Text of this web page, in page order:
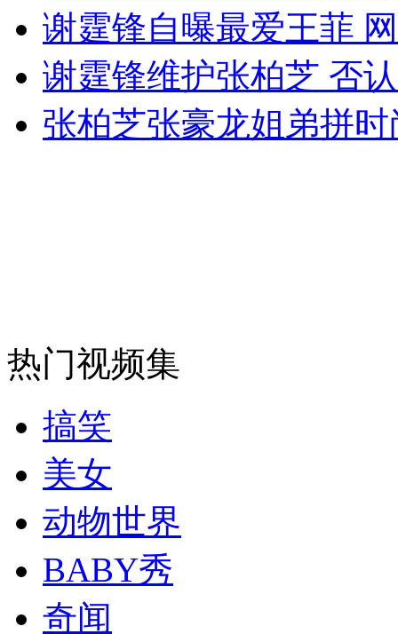
外交部：有关国家言论片面不公正
安徽一实载49人客车翻车
司机酒驾遇交警 急速倒车逃窜
谢霆锋自曝最爱王菲
谢霆锋维护张柏芝 否
张柏芝张豪龙姐弟拼时
热门视频集
搞笑
美女
动物世界
BABY秀
奇闻